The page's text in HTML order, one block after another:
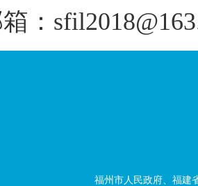
：
福州市人民政府、福建